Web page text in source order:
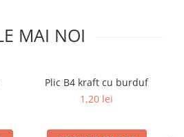
MAI NOI
Plic B4 kraft cu burduf
1,20 lei